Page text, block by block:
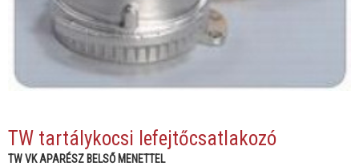
TW tartálykocsi lefejtőcsatlakozó
TW VK APARÉSZ BELSŐ MENETTEL